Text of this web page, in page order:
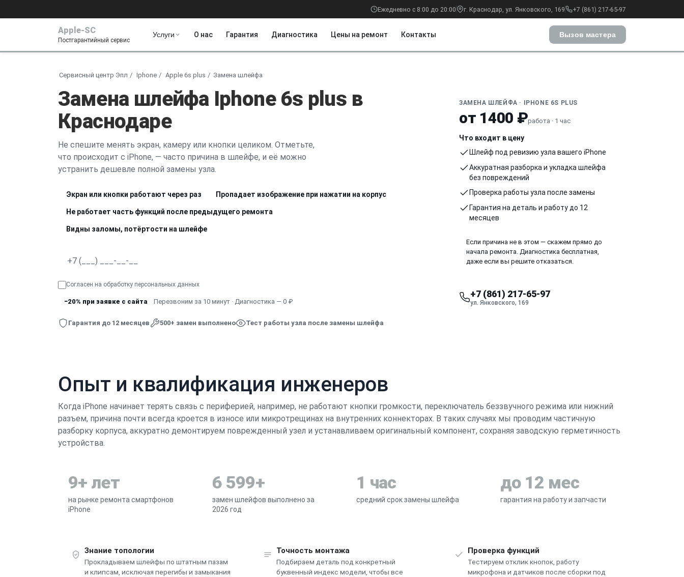
Ежедневно с 8:00 до 20:00 г. Краснодар, ул. Янковского, 169 +7 (861) 217-65-97
Apple-SC
Постгарантийный сервис
Услуги О нас Гарантия Диагностика Цены на ремонт Контакты Вызов мастера
Сервисный центр Эпл Iphone Apple 6s plus Замена шлейфа
Замена шлейфа Iphone 6s plus в
Краснодаре
Не спешите менять экран, камеру или кнопки целиком. Отметьте,
что происходит с iPhone, — часто причина в шлейфе, и её можно
устранить дешевле полной замены узла.
Экран или кнопки работают через раз Пропадает изображение при нажатии на корпус
Не работает часть функций после предыдущего ремонта
Видны заломы, потёртости на шлейфе
Согласен на обработку персональных данных
−20% при заявке с сайта Перезвоним за 10 минут · Диагностика — 0 ₽
Гарантия до 12 месяцев 500+ замен выполнено Тест работы узла после замены шлейфа
ЗАМЕНА ШЛЕЙФА · IPHONE 6S PLUS
от 1400 ₽работа · 1 час
Что входит в цену
Шлейф под ревизию узла вашего iPhone
Аккуратная разборка и укладка шлейфа
без повреждений
Проверка работы узла после замены
Гарантия на деталь и работу до 12
месяцев
Если причина не в этом — скажем прямо до
начала ремонта. Диагностика бесплатная,
даже если вы решите отказаться.
+7 (861) 217-65-97
ул. Янковского, 169
Опыт и квалификация инженеров
Когда iPhone начинает терять связь с периферией, например, не работают кнопки громкости, переключатель беззвучного режима или нижний
разъем, причина почти всегда кроется в износе или микротрещинах на внутренних коннекторах. В таких случаях мы проводим частичную
разборку корпуса, аккуратно демонтируем поврежденный узел и устанавливаем оригинальный компонент, сохраняя заводскую герметичность
устройства.
9+ лет
на рынке ремонта смартфонов
iPhone
6 599+
замен шлейфов выполнено за
2026 год
1 час
средний срок замены шлейфа
до 12 мес
гарантия на работу и запчасти
Знание топологии
Прокладываем шлейфы по штатным пазам
и клипсам, исключая перегибы и замыкания
Точность монтажа
Подбираем деталь под конкретный
буквенный индекс модели, чтобы все
Проверка функций
Тестируем отклик кнопок, работу
микрофона и датчиков после сборки под